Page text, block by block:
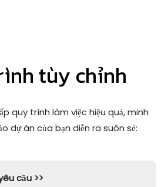
tùy chỉnh
quy trình làm việc hiệu quả, minh
dự án của bạn diễn ra suôn sẻ:
cầu >>